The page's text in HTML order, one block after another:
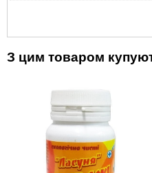
З цим товаром